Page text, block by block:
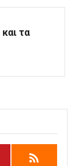
και τα